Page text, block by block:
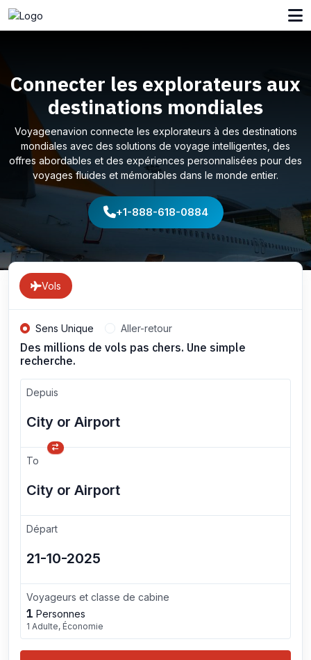
Connecter les explorateurs aux
destinations mondiales
Voyageenavion connecte les explorateurs à des destinations
mondiales avec des solutions de voyage intelligentes, des
offres abordables et des expériences personnalisées pour des
voyages fluides et mémorables dans le monde entier.
+1-888-618-0884
Vols
Sens Unique Aller-retour
Des millions de vols pas chers. Une simple
recherche.
Depuis
To
Départ
Voyageurs et classe de cabine
1 Personnes
1 Adulte, Économie